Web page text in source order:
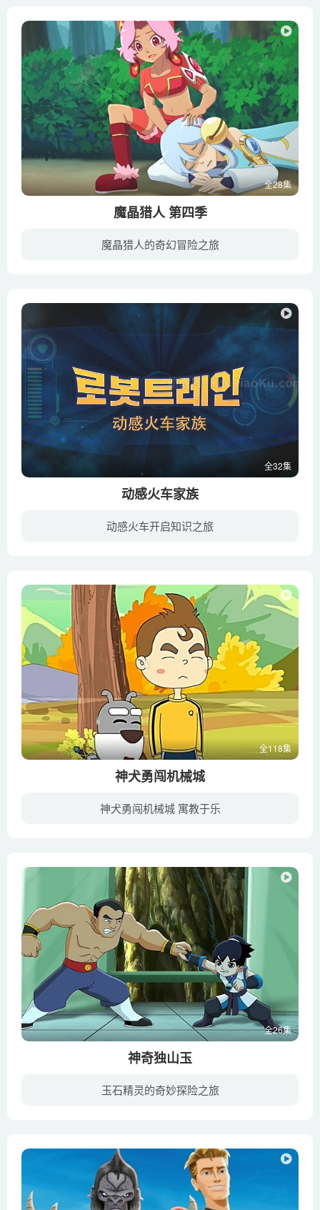
全28集
魔晶猎人 第四季
魔晶猎人的奇幻冒险之旅
全32集
动感火车家族
动感火车开启知识之旅
全118集
神犬勇闯机械城
神犬勇闯机械城 寓教于乐
全26集
神奇独山玉
玉石精灵的奇妙探险之旅